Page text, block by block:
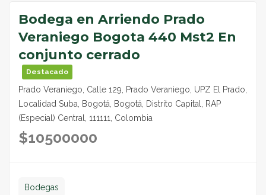
Bodega en Arriendo Prado
Veraniego Bogota 440 Mst2 En
conjunto cerrado
Destacado
Prado Veraniego, Calle 129, Prado Veraniego, UPZ El Prado,
Localidad Suba, Bogotá, Bogotá, Distrito Capital, RAP
(Especial) Central, 111111, Colombia
$10500000
Bodegas